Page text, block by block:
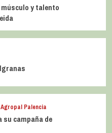
y talento
Palencia
su campaña de